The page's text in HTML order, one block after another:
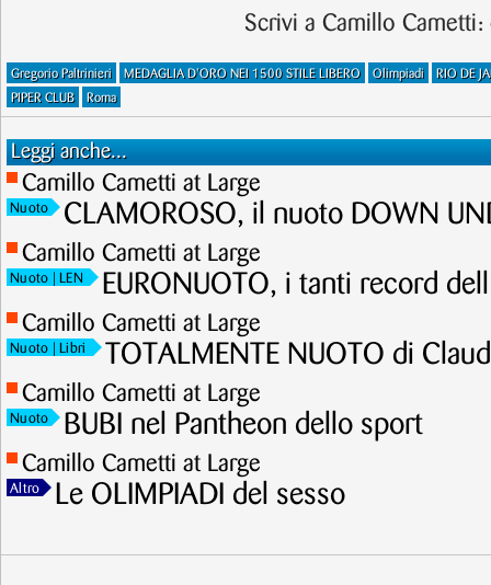
Scrivi a Camillo Cametti:
Gregorio Paltrinieri MEDAGLIA D'ORO NEI 1500 STILE LIBERO Olimpiadi
RIO DE
PIPER CLUB
Roma
Leggi anche...
Camillo Cametti at Large
Nuoto CLAMOROSO, il nuoto DOWN
Camillo Cametti at Large
Nuoto | LEN EURONUOTO, i tanti record
Camillo Cametti at Large
Nuoto | Libri TOTALMENTE NUOTO di
Camillo Cametti at Large
Nuoto BUBI nel Pantheon dello sport
Camillo Cametti at Large
Altro Le OLIMPIADI del sesso